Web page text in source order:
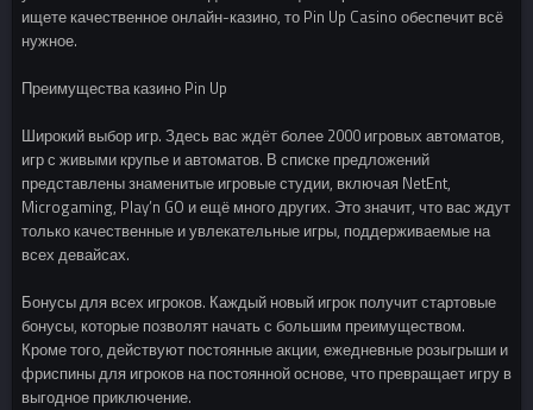
ищете качественное онлайн-казино, то Pin Up Casino обеспечит всё
нужное.
Преимущества казино Pin Up
Широкий выбор игр. Здесь вас ждёт более 2000 игровых автоматов,
игр с живыми крупье и автоматов. В списке предложений
представлены знаменитые игровые студии, включая NetEnt,
Microgaming, Play’n GO и ещё много других. Это значит, что вас ждут
только качественные и увлекательные игры, поддерживаемые на
всех девайсах.
Бонусы для всех игроков. Каждый новый игрок получит стартовые
бонусы, которые позволят начать с большим преимуществом.
Кроме того, действуют постоянные акции, ежедневные розыгрыши и
фриспины для игроков на постоянной основе, что превращает игру в
выгодное приключение.